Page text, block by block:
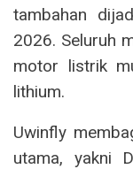
tambahan
2026. Seluruh
motor listrik
lithium.
Uwinfly
utama, yakni